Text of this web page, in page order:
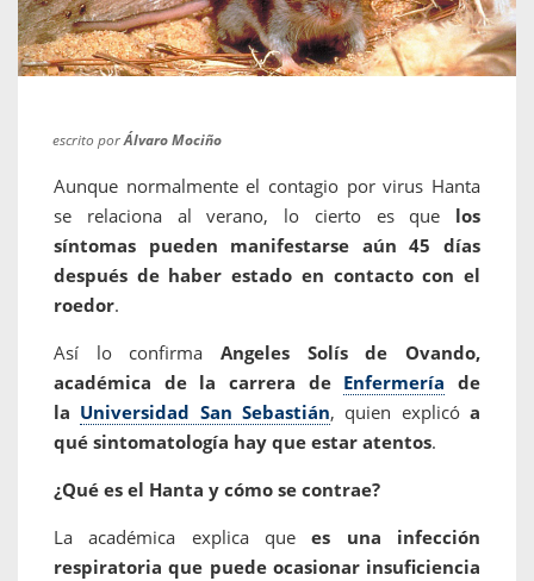
escrito porÁlvaro Mociño
Aunque normalmente el contagio por virus Hanta
se relaciona al verano, lo cierto es que los
síntomas pueden manifestarse aún 45 días
después de haber estado en contacto con el
roedor.
Así lo confirma Angeles Solís de Ovando,
académica de la carrera de Enfermería de
la Universidad San Sebastián, quien explicóa
qué sintomatología hay que estar atentos.
¿Qué es el Hanta y cómo se contrae?
La académica explica quees una infección
respiratoria que puede ocasionar insuficiencia